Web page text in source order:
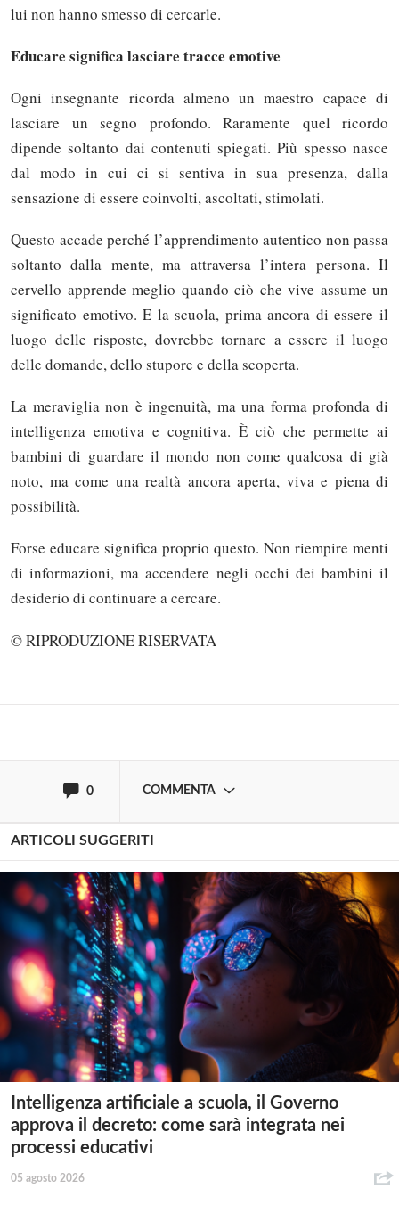
lui non hanno smesso di cercarle.
Educare significa lasciare tracce emotive
Ogni insegnante ricorda almeno un maestro capace di
lasciare un segno profondo. Raramente quel ricordo
dipende soltanto dai contenuti spiegati. Più spesso nasce
dal modo in cui ci si sentiva in sua presenza, dalla
sensazione di essere coinvolti, ascoltati, stimolati.
Questo accade perché l’apprendimento autentico non passa
soltanto dalla mente, ma attraversa l’intera persona. Il
cervello apprende meglio quando ciò che vive assume un
significato emotivo. E la scuola, prima ancora di essere il
luogo delle risposte, dovrebbe tornare a essere il luogo
delle domande, dello stupore e della scoperta.
La meraviglia non è ingenuità, ma una forma profonda di
intelligenza emotiva e cognitiva. È ciò che permette ai
bambini di guardare il mondo non come qualcosa di già
noto, ma come una realtà ancora aperta, viva e piena di
possibilità.
Forse educare significa proprio questo. Non riempire menti
di informazioni, ma accendere negli occhi dei bambini il
desiderio di continuare a cercare.
© RIPRODUZIONE RISERVATA
0 COMMENTA
Solo gli utenti registrati possono
ARTICOLI SUGGERITI
Intelligenza artificiale a scuola, il Governo
approva il decreto: come sarà integrata nei
processi educativi
05 agosto 2026